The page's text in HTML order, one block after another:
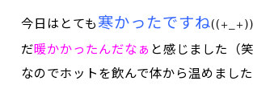
今日はとても 寒かったですね((+_+))
だ暖かかったんだなぁ と感じました（笑
なのでホットを飲んで体から温めました